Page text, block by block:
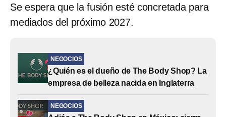
Se espera que la fusión esté concretada para
mediados del próximo 2027.
NEGOCIOS
¿Quién es el dueño de The Body Shop? La
empresa de belleza nacida en Inglaterra
NEGOCIOS